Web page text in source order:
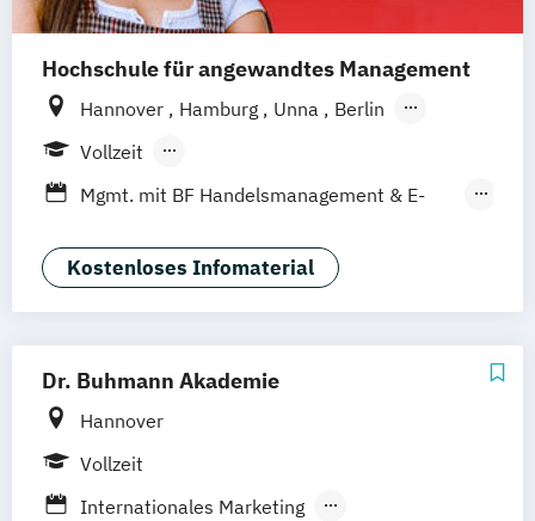
Hochschule für angewandtes Management
Hannover Hamburg Unna
Berlin
Ismaning
Stuttgart
Vollzeit
Berufsbegleitendes Präsenzstudium
Mgmt. mit BF Handelsmanagement & E-
Social Media Studies Sportmanagement
Kostenloses Infomaterial
Dr. Buhmann Akademie
Hannover
Vollzeit
Internationales Marketing